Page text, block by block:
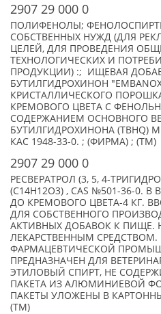
2907 29 000 0
ПОЛИФЕНОЛЫ;
СОБСТВЕННЫХ НУЖД (ДЛЯ
ЦЕЛЕЙ, ДЛЯ ПРОВЕДЕНИЯ
ТЕХНОЛОГИЧЕСКИХ И
ПРОДУКЦИИ) :; ИЩЕВАЯ
БУТИЛГИДРОХИНОН
КРИСТАЛЛИЧЕСКОГО
КРЕМОВОГО ЦВЕТА С
СОДЕРЖАНИЕМ ОСНОВНОГО
БУТИЛГИДРОХИНОНА (TBHQ)
КАС 1948-33-0. ; (ФИРМА) ; (TM)
2907 29 000 0
РЕСВЕРАТРОЛ (3, 5, 4-
(C14H12O3) , CAS №501-36-0.
ДО КРЕМОВОГО ЦВЕТА-4 КГ.
ДЛЯ СОБСТВЕННОГО
АКТИВНЫХ ДОБАВОК К ПИЩЕ.
ЛЕКАРСТВЕННЫМ СРЕДСТВОМ.
ФАРМАЦЕВТИЧЕСКОЙ
ПРЕДНАЗНАЧЕН ДЛЯ
ЭТИЛОВЫЙ СПИРТ, НЕ
ПАКЕТА ИЗ АЛЮМИНИЕВОЙ
ПАКЕТЫ УЛОЖЕНЫ В
(TM)